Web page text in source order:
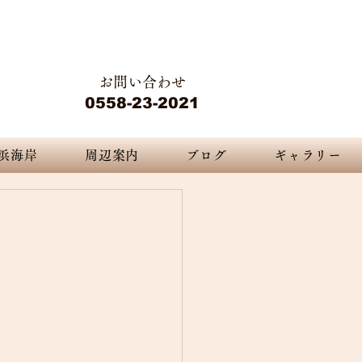
お問い合わせ
0558-23-2021
海岸 周辺案内 ブログ ギャラリー